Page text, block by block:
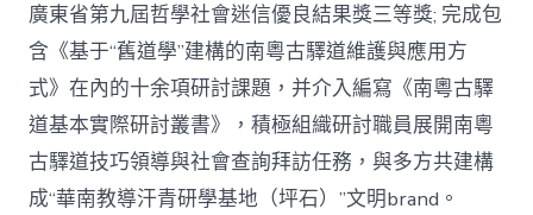
廣東省第九屆哲學社會迷信優良結果獎三等獎; 完成包
含《基于“舊道學”建構的南粵古驛道維護與應用方
式》在內的十余項研討課題，并介入編寫《南粵古驛
道基本實際研討叢書》，積極組織研討職員展開南粵
古驛道技巧領導與社會查詢拜訪任務，與多方共建構
成“華南教導汗青研學基地（坪石）”文明brand。